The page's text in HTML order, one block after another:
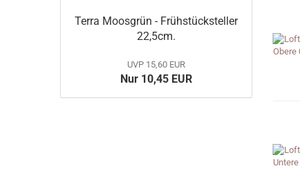
Terra Moosgrün - Frühstücksteller
22,5cm.
UVP 15,60 EUR
Nur 10,45 EUR